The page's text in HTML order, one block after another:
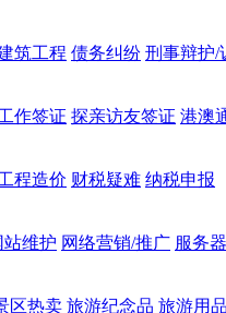
筑工程 债务纠纷 刑事辩护/
作签证 探亲访友签证 港澳
程造价 财税疑难 纳税申报
站维护 网络营销/推广 服务器
区热卖 旅游纪念品 旅游用品